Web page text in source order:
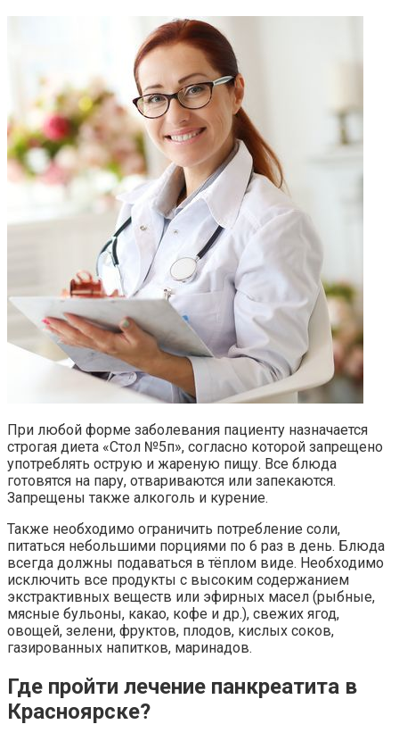
При любой форме заболевания пациенту назначается
строгая диета «Стол №5п», согласно которой запрещено
употреблять острую и жареную пищу. Все блюда
готовятся на пару, отвариваются или запекаются.
Запрещены также алкоголь и курение.
Также необходимо ограничить потребление соли,
питаться небольшими порциями по 6 раз в день. Блюда
всегда должны подаваться в тёплом виде. Необходимо
исключить все продукты с высоким содержанием
экстрактивных веществ или эфирных масел (рыбные,
мясные бульоны, какао, кофе и др.), свежих ягод,
овощей, зелени, фруктов, плодов, кислых соков,
газированных напитков, маринадов.
Где пройти лечение панкреатита в
Красноярске?